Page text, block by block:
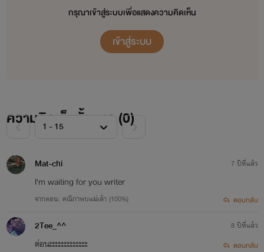
กรุณาเข้าสู่ระบบเพื่อแสดงความคิดเห็น
เข้าสู่ระบบ
ความคิดเห็นทั้งหมด (0)
Mat-chi
I'm waiting for you writer
จากตอน: คณิกาพบแม่เล้า (100%)
7 ปีที่แล้ว
ตอบกลับ
2Tee_^^
ต่อนะะะะะะะะะะะะะ
8 ปีที่แล้ว
ตอบกลับ